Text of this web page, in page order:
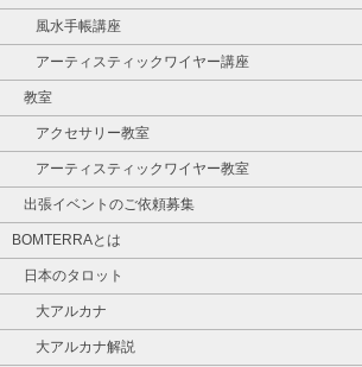
風水手帳講座
アーティスティックワイヤー講座
教室
アクセサリー教室
アーティスティックワイヤー教室
出張イベントのご依頼募集
BOMTERRAとは
日本のタロット
大アルカナ
大アルカナ解説